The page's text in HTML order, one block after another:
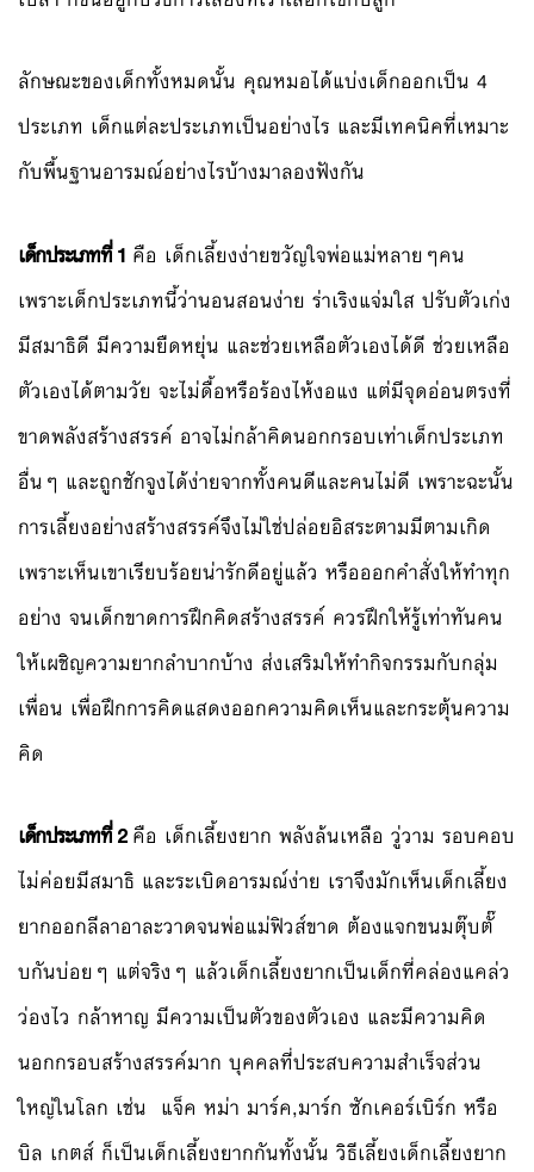
ลักษณะของเด็กทั้งหมดนั้น คุณหมอได้แบ่งเด็กออกเป็น 4
ประเภท เด็กแต่ละประเภทเป็นอย่างไร และมีเทคนิคที่เหมาะ
กับพื้นฐานอารมณ์อย่างไรบ้างมาลองฟังกัน
เด็กประเภทที่ 1 คือ เด็กเลี้ยงง่ายขวัญใจพ่อแม่หลายๆคน
เพราะเด็กประเภทนี้ว่านอนสอนง่าย ร่าเริงแจ่มใส ปรับตัวเก่ง
มีสมาธิดี มีความยืดหยุ่น และช่วยเหลือตัวเองได้ดี ช่วยเหลือ
ตัวเองได้ตามวัย จะไม่ดื้อหรือร้องไห้งอแง แต่มีจุดอ่อนตรงที่
ขาดพลังสร้างสรรค์ อาจไม่กล้าคิดนอกกรอบเท่าเด็กประเภท
อื่นๆ และถูกชักจูงได้ง่ายจากทั้งคนดีและคนไม่ดี เพราะฉะนั้น
การเลี้ยงอย่างสร้างสรรค์จึงไม่ใช่ปล่อยอิสระตามมีตามเกิด
เพราะเห็นเขาเรียบร้อยน่ารักดีอยู่แล้ว หรือออกคำสั่งให้ทำทุก
อย่าง จนเด็กขาดการฝึกคิดสร้างสรรค์ ควรฝึกให้รู้เท่าทันคน
ให้เผชิญความยากลำบากบ้าง ส่งเสริมให้ทำกิจกรรมกับกลุ่ม
เพื่อน เพื่อฝึกการคิดแสดงออกความคิดเห็นและกระตุ้นความ
คิด
เด็กประเภทที่ 2คือ เด็กเลี้ยงยาก พลังล้นเหลือ วู่วาม รอบคอบ
ไม่ค่อยมีสมาธิ และระเบิดอารมณ์ง่าย เราจึงมักเห็นเด็กเลี้ยง
ยากออกลีลาอาละวาดจนพ่อแม่ฟิวส์ขาด ต้องแจกขนมตุ๊บตั๊
บกันบ่อยๆ แต่จริงๆ แล้วเด็กเลี้ยงยากเป็นเด็กที่คล่องแคล่ว
ว่องไว กล้าหาญ มีความเป็นตัวของตัวเอง และมีความคิด
นอกกรอบสร้างสรรค์มาก บุคคลที่ประสบความสำเร็จส่วน
ใหญ่ในโลก เช่น แจ็ค หม่า มาร์ค,มาร์ก ซักเคอร์เบิร์ก หรือ
บิล เกตส์ ก็เป็นเด็กเลี้ยงยากกันทั้งนั้น วิธีเลี้ยงเด็กเลี้ยงยาก